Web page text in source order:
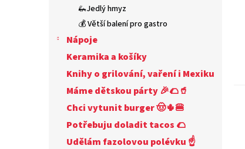
🦗Jedlý hmyz
💰 Větší balení pro gastro
Nápoje
Keramika a košíky
Knihy o grilování, vaření i Mexiku
Máme dětskou párty 🎉🌮🥤
Chci vytunit burger 🤠🌵🍔
Potřebuju doladit tacos 🌮
Udělám fazolovou polévku ☝